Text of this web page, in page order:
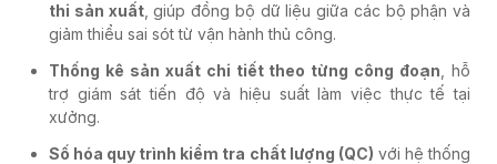
thi sản xuất, giúp đồng bộ dữ liệu giữa các bộ phận và
giảm thiểu sai sót từ vận hành thủ công.
Thống kê sản xuất chi tiết theo từng công đoạn , hỗ
trợ giám sát tiến độ và hiệu suất làm việc thực tế tại
xưởng.
Số hóa quy trình kiểm tra chất lượng (QC) với hệ thống